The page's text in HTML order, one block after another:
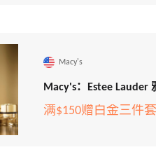
Macy's
Macy's：Estee
满$150赠白金三件套